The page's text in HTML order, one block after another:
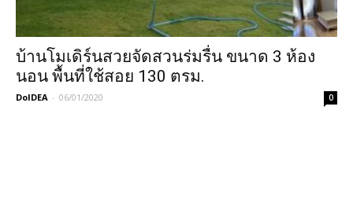
บ้านโมเดิร์นสวยจัดสวนร่มรื่น ขนาด 3 ห้อง
นอน พื้นที่ใช้สอย 130 ตรม.
DoIDEA - 06/01/2020 0